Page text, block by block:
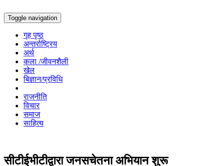
Toggle navigation
गृह पृष्ठ
अन्तर्राष्ट्रिय
अर्थ
कला /जीवनशैली
खेल
बिज्ञान/प्रविधि
राजनीति
विचार
समाज
साहित्य
सीटीईभीटीद्वारा जनसचेतना अभियान शुरू